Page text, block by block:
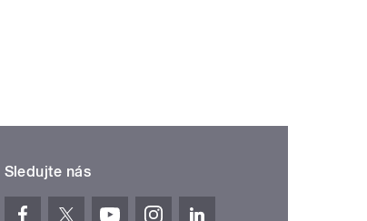
Sledujte nás